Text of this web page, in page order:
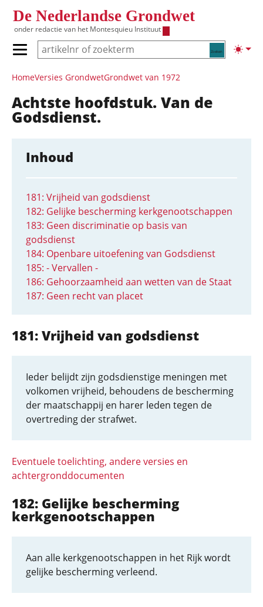
De Nederlandse Grondwet
onder redactie van het Montesquieu Instituut
Zoeken
Primair menu tonen/verbergen
Hoofdnavigatie
HomeVersies GrondwetGrondwet van 1972
Achtste hoofdstuk. Van de
Godsdienst.
Inhoud
181: Vrijheid van godsdienst
182: Gelijke bescherming kerkgenootschappen
183: Geen discriminatie op basis van
godsdienst
184: Openbare uitoefening van Godsdienst
185: - Vervallen -
186: Gehoorzaamheid aan wetten van de Staat
187: Geen recht van placet
181: Vrijheid van godsdienst
Ieder belijdt zijn godsdienstige meningen met
volkomen vrijheid, behoudens de bescherming
der maatschappij en harer leden tegen de
overtreding der strafwet.
Eventuele toelichting, andere versies en
achtergronddocumenten
182: Gelijke bescherming
kerkgenootschappen
Aan alle kerkgenootschappen in het Rijk wordt
gelijke bescherming verleend.